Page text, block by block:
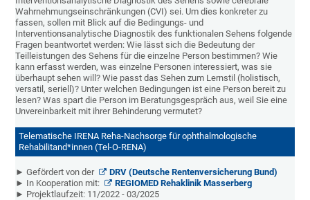
Wahrnehmungseinschränkungen (CVI) sei. Um dies konkreter zu
fassen, sollen mit Blick auf die Bedingungs- und
Interventionsanalytische Diagnostik des funktionalen Sehens folgende
Fragen beantwortet werden: Wie lässt sich die Bedeutung der
Teilleistungen des Sehens für die einzelne Person bestimmen? Wie
kann erfasst werden, was einzelne Personen interessiert, was sie
überhaupt sehen will? Wie passt das Sehen zum Lernstil (holistisch,
versatil, seriell)? Unter welchen Bedingungen ist eine Person bereit zu
lesen? Was spart die Person im Beratungsgespräch aus, weil Sie eine
Unvereinbarkeit mit ihrer Behinderung vermutet?
Telematische IRENA Reha-Nachsorge für ophthalmologische
Rehabilitand*innen (Tel-O-RENA)
► Gefördert von der
DRV (Deutsche Rentenversicherung Bund)
► In Kooperation mit:
REGIOMED Rehaklinik Masserberg
► Projektlaufzeit: 11/2022 - 03/2025